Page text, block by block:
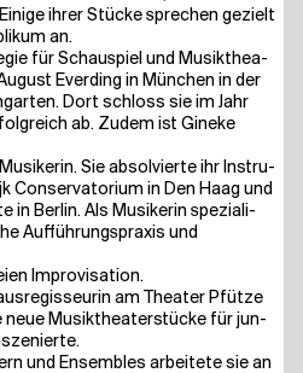
ihrer Stü­cke spre­chen gezielt
an.
für Schau­spiel und Musik­thea­
Ever­ding in Mün­chen in der
Dort schloss sie im Jahr
ab. Zudem ist Gine­ke
Sie absol­vier­te ihr Instru­
Con­ser­va­to­ri­um in Den Haag und
in Ber­lin. Als Musi­ke­rin spe­zia­li­
Auf­füh­rungs­pra­xis und
Improvisation.
am Thea­ter Pfüt­ze
neue Musik­thea­ter­stü­cke für jun­
und Ensem­bles arbei­te­te sie an